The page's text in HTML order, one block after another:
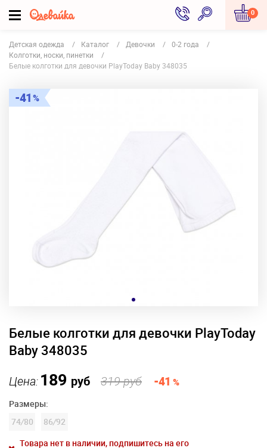
0
Детская одежда Каталог Девочки
0-2 года
Колготки, носки, пинетки
Белые колготки для девочки PlayToday Baby 348035
41
Белые колготки для девочки PlayToday
Baby 348035
Цена:189 руб 319 руб -41 %
Размеры:
74/80 86/92
Товара нет в наличии, подпишитесь на его